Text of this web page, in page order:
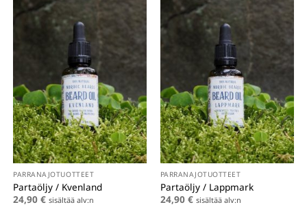
PARRANAJOTUOTTEET
Partaöljy / Kvenland
24,90€ sisältää alv:n
PARRANAJOTUOTTEET
Partaöljy / Lappmark
24,90 € sisältää alv:n